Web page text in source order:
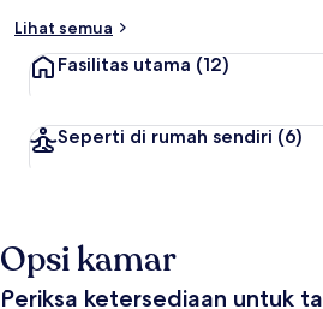
Lihat semua
Fasilitas utama (12)
Seperti di rumah sendiri (6)
Opsi kamar
Periksa ketersediaan untuk